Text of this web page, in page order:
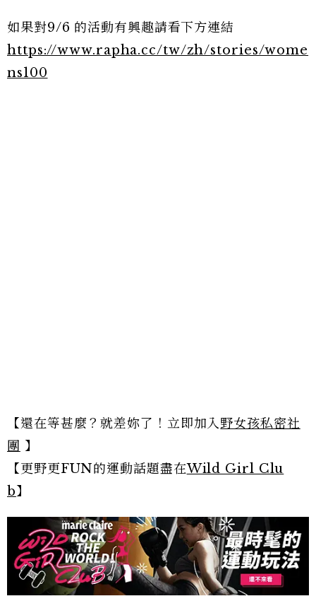
如果對9/6 的活動有興趣請看下方連結
https://www.rapha.cc/tw/zh/stories/wome
ns100
【還在等甚麼？就差妳了！立即加入野女孩私密社
團 】
【更野更FUN的運動話題盡在Wild Girl Clu
b】